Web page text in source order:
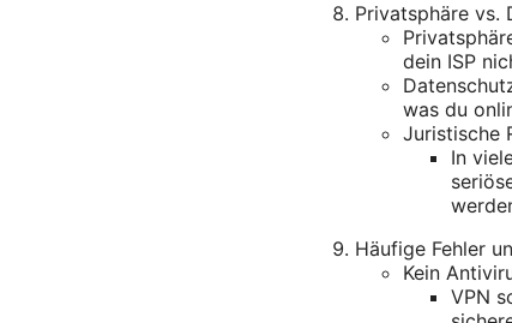
Privatsphäre vs.
dein ISP
was du
Juristische
In
Häufige Fehler
Kein
VPN